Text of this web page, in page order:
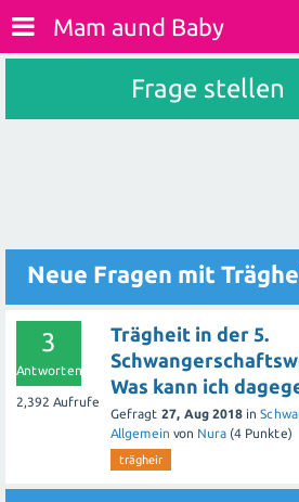
Mam aund Baby
Frage stellen
Neue Fragen mit
3
Antworten
2,392 Aufrufe
Trägheit in der 5.
Was kann ich
Gefragt 27, Aug 2018 in
Allgemein von Nura (4 Punkte)
trägheir